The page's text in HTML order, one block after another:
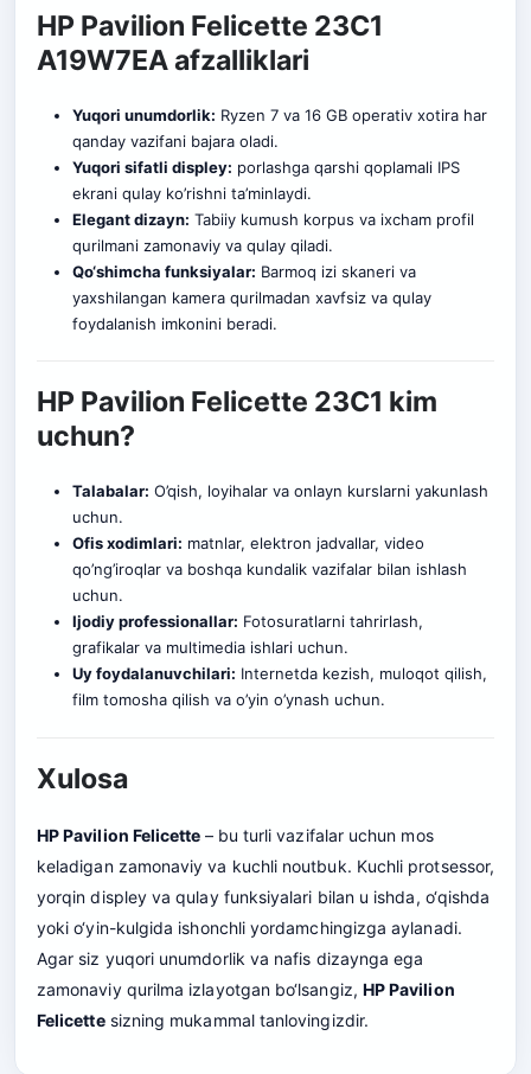
HP Pavilion Felicette 23C1
A19W7EA afzalliklari
Yuqori unumdorlik: Ryzen 7 va 16 GB operativ xotira har
qanday vazifani bajara oladi.
Yuqori sifatli displey: porlashga qarshi qoplamali IPS
ekrani qulay ko’rishni ta’minlaydi.
Elegant dizayn: Tabiiy kumush korpus va ixcham profil
qurilmani zamonaviy va qulay qiladi.
Qo‘shimcha funksiyalar: Barmoq izi skaneri va
yaxshilangan kamera qurilmadan xavfsiz va qulay
foydalanish imkonini beradi.
HP Pavilion Felicette 23C1 kim
uchun?
Talabalar: O’qish, loyihalar va onlayn kurslarni yakunlash
uchun.
Ofis xodimlari: matnlar, elektron jadvallar, video
qo’ng’iroqlar va boshqa kundalik vazifalar bilan ishlash
uchun.
Ijodiy professionallar: Fotosuratlarni tahrirlash,
grafikalar va multimedia ishlari uchun.
Uy foydalanuvchilari: Internetda kezish, muloqot qilish,
film tomosha qilish va o’yin o’ynash uchun.
Xulosa
HP Pavilion Felicette – bu turli vazifalar uchun mos
keladigan zamonaviy va kuchli noutbuk. Kuchli protsessor,
yorqin displey va qulay funksiyalari bilan u ishda, o‘qishda
yoki o‘yin-kulgida ishonchli yordamchingizga aylanadi.
Agar siz yuqori unumdorlik va nafis dizaynga ega
zamonaviy qurilma izlayotgan bo‘lsangiz, HP Pavilion
Felicettesizning mukammal tanlovingizdir.